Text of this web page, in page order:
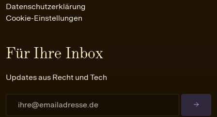
Datenschutzerklärung
Cookie-Einstellungen
Für Ihre Inbox
Updates aus Recht und Tech